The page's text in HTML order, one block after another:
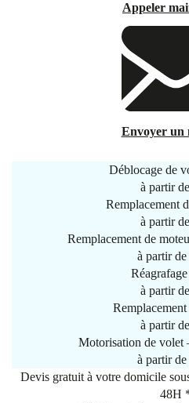
Appeler
Envoyer un
Déblocage de
à partir de
Remplacement
à partir de
Remplacement de
à partir
à partir de
Remplacement
à partir de
Motorisation de volet
à partir
Devis gratuit à votre domicile
48H